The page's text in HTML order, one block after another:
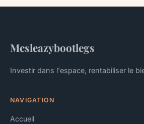
Mcsleazybootlegs
Investir dans l'espace, rentabiliser le
NAVIGATION
Accueil